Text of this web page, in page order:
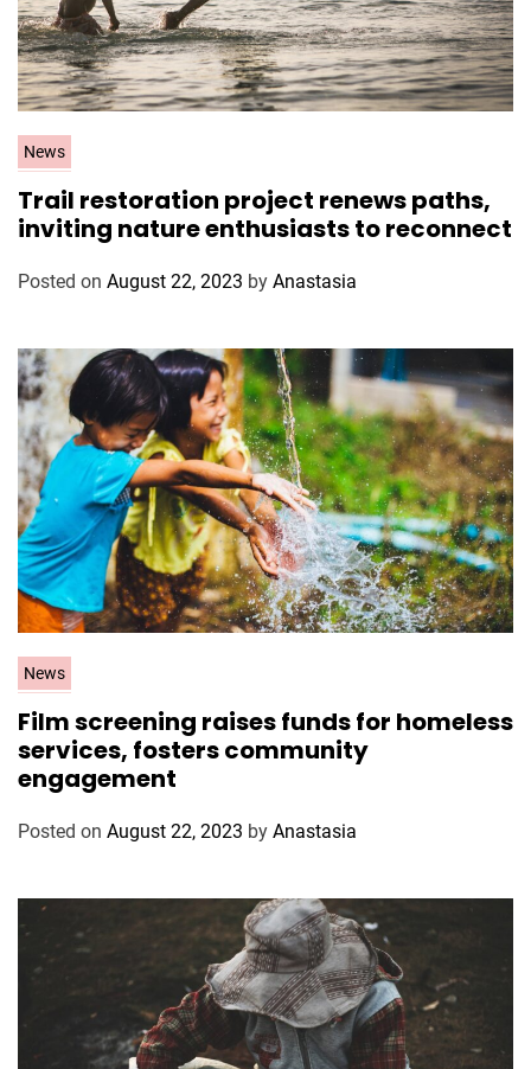
C
a
e
i
e
s
News
Trail restoration project renews paths,
inviting nature enthusiasts to reconnect
Posted on August 22, 2023 by Anastasia
C
a
t
e
g
o
News
Film screening raises funds for homeless
services, fosters community
engagement
Posted on August 22, 2023 by Anastasia